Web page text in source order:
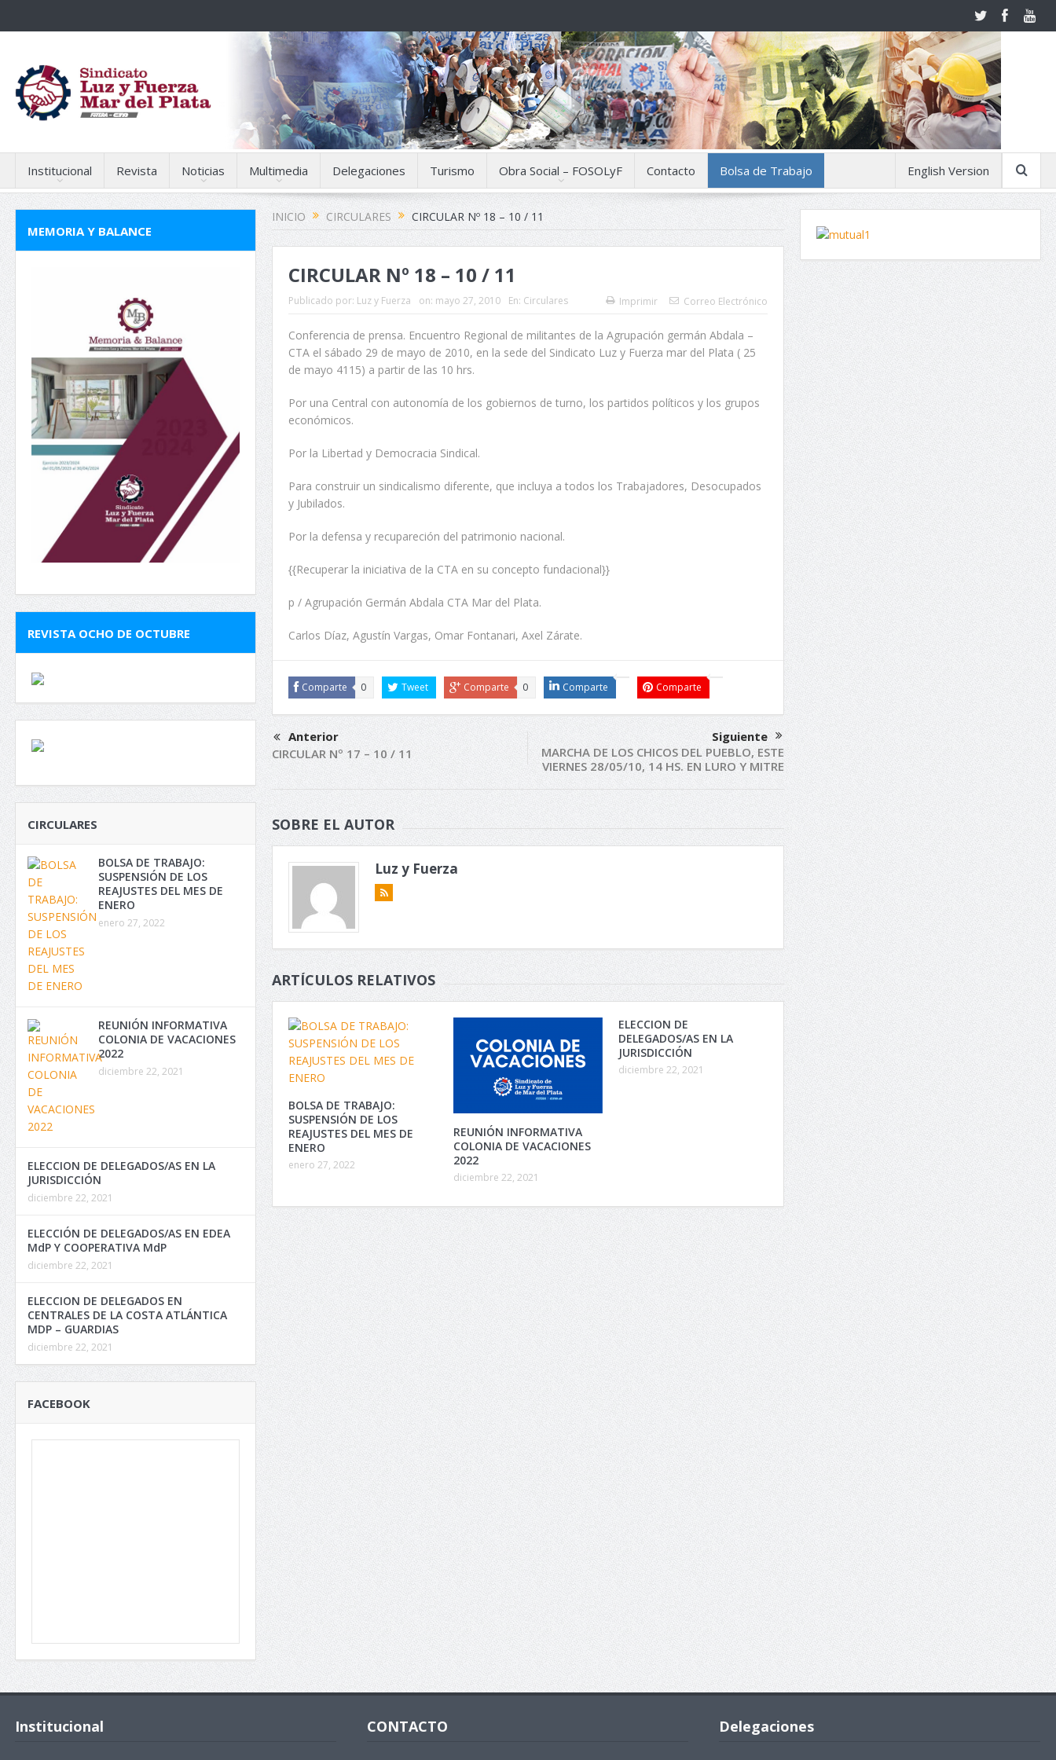
Institucional Revista Noticias Multimedia Delegaciones Turismo Obra Social – FOSOLyF Contacto Bolsa de Trabajo English Version
INICIO CIRCULARES CIRCULAR Nº 18 – 10 / 11
CIRCULAR Nº 18 – 10 / 11
Publicado por: Luz y Fuerza on: mayo 27, 2010 En: Circulares Imprimir Correo Electrónico
Conferencia de prensa. Encuentro Regional de militantes de la Agrupación germán Abdala –
CTA el sábado 29 de mayo de 2010, en la sede del Sindicato Luz y Fuerza mar del Plata ( 25
de mayo 4115) a partir de las 10 hrs.
Por una Central con autonomía de los gobiernos de turno, los partidos políticos y los grupos
económicos.
Por la Libertad y Democracia Sindical.
Para construir un sindicalismo diferente, que incluya a todos los Trabajadores, Desocupados
y Jubilados.
Por la defensa y recupareción del patrimonio nacional.
{{Recuperar la iniciativa de la CTA en su concepto fundacional}}
p / Agrupación Germán Abdala CTA Mar del Plata.
Carlos Díaz, Agustín Vargas, Omar Fontanari, Axel Zárate.
Comparte 0 Tweet Comparte 0 Comparte Comparte
Anterior
CIRCULAR Nº 17 – 10 / 11
Siguiente
MARCHA DE LOS CHICOS DEL PUEBLO, ESTE
VIERNES 28/05/10, 14 HS. EN LURO Y MITRE
SOBRE EL AUTOR
Luz y Fuerza
ARTÍCULOS RELATIVOS
BOLSA DE TRABAJO:
SUSPENSIÓN DE LOS
REAJUSTES DEL MES DE
ENERO
enero 27, 2022
REUNIÓN INFORMATIVA
COLONIA DE VACACIONES
2022
diciembre 22, 2021
ELECCION DE
DELEGADOS/AS EN LA
JURISDICCIÓN
diciembre 22, 2021
MEMORIA Y BALANCE
REVISTA OCHO DE OCTUBRE
CIRCULARES
BOLSA DE TRABAJO:
SUSPENSIÓN DE LOS
REAJUSTES DEL MES DE
ENERO
enero 27, 2022
REUNIÓN INFORMATIVA
COLONIA DE VACACIONES
2022
diciembre 22, 2021
ELECCION DE DELEGADOS/AS EN LA
JURISDICCIÓN
diciembre 22, 2021
ELECCIÓN DE DELEGADOS/AS EN EDEA
MdP Y COOPERATIVA MdP
diciembre 22, 2021
ELECCION DE DELEGADOS EN
CENTRALES DE LA COSTA ATLÁNTICA
MDP – GUARDIAS
diciembre 22, 2021
FACEBOOK
Institucional CONTACTO Delegaciones